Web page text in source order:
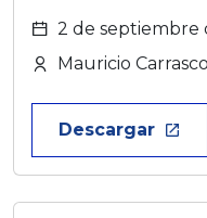
2 de septiembre
Mauricio
Descargar launch